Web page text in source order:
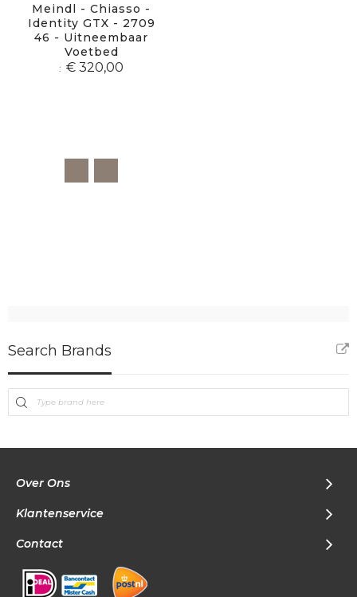
Meindl - Chiasso -
Identity GTX - 2709
46 - Uitneembaar
Voetbed
€ 320,00
Search Brands
Over Ons
Klantenservice
Contact